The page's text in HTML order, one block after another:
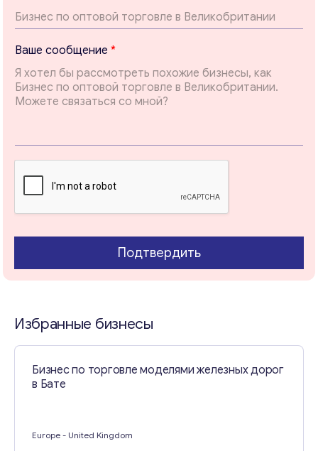
Свяжитесь со мной
E
m
a
i
l
Ваше сообщение *
Подтвердить
Избранные бизнесы
Бизнес по торговле моделями железных дорог
в Бате
Europe - United Kingdom